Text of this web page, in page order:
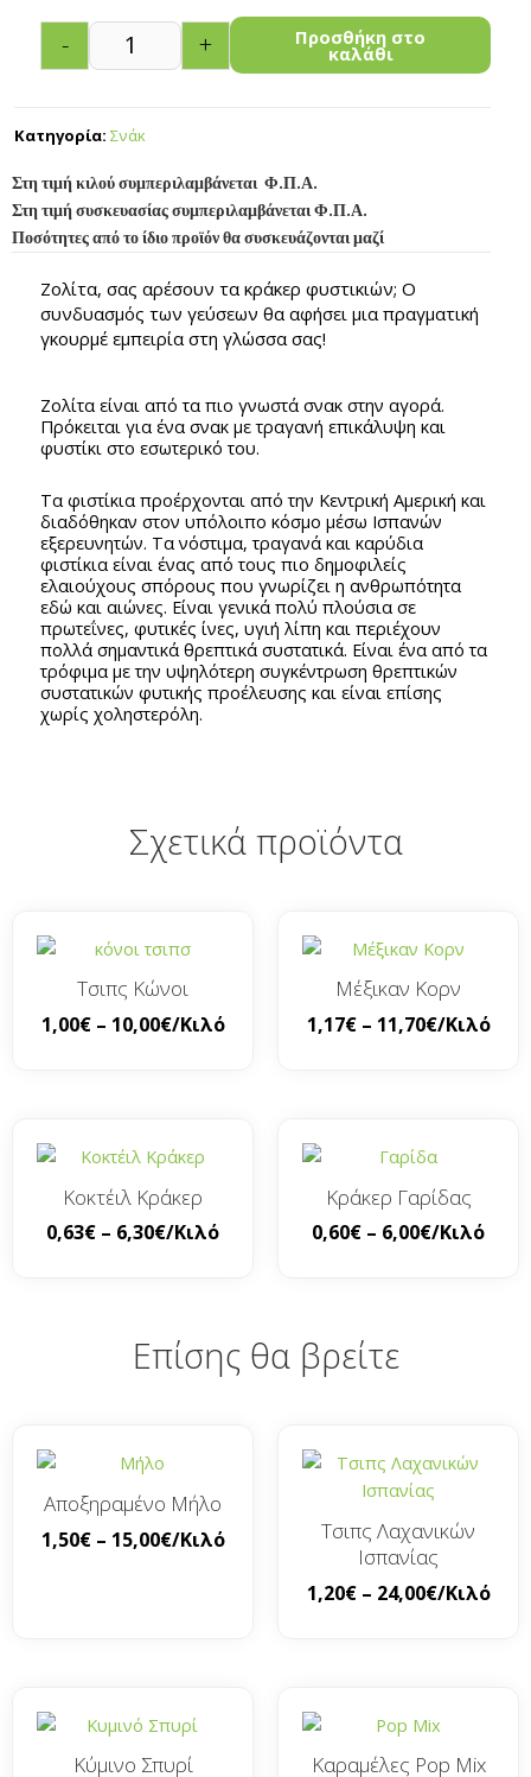
- + Προσθήκη στο
καλάθι
Κατηγορία: Σνάκ
Στη τιμή κιλού συμπεριλαμβάνεται Φ.Π.Α.
Στη τιμή συσκευασίας συμπεριλαμβάνεται Φ.Π.Α.
Ποσότητες από το ίδιο προϊόν θα συσκευάζονται μαζί
Ζολίτα, σας αρέσουν τα κράκερ φυστικιών; Ο
συνδυασμός των γεύσεων θα αφήσει μια πραγματική
γκουρμέ εμπειρία στη γλώσσα σας!
Ζολίτα είναι από τα πιο γνωστά σνακ στην αγορά.
Πρόκειται για ένα σνακ με τραγανή επικάλυψη και
φυστίκι στο εσωτερικό του.
Τα φιστίκια προέρχονται από την Κεντρική Αμερική και
διαδόθηκαν στον υπόλοιπο κόσμο μέσω Ισπανών
εξερευνητών. Τα νόστιμα, τραγανά και καρύδια
φιστίκια είναι ένας από τους πιο δημοφιλείς
ελαιούχους σπόρους που γνωρίζει η ανθρωπότητα
εδώ και αιώνες. Είναι γενικά πολύ πλούσια σε
πρωτεΐνες, φυτικές ίνες, υγιή λίπη και περιέχουν
πολλά σημαντικά θρεπτικά συστατικά. Είναι ένα από τα
τρόφιμα με την υψηλότερη συγκέντρωση θρεπτικών
συστατικών φυτικής προέλευσης και είναι επίσης
χωρίς χοληστερόλη.
Σχετικά προϊόντα
Τσιπς Κώνοι
1,00€ – 10,00€/Κιλό
Μέξικαν Κορν
1,17€ – 11,70€/Κιλό
Κοκτέιλ Κράκερ
0,63€ – 6,30€/Κιλό
Κράκερ Γαρίδας
0,60€ – 6,00€/Κιλό
Επίσης θα βρείτε
Αποξηραμένο Μήλο
1,50€ – 15,00€/Κιλό
Τσιπς Λαχανικών
Ισπανίας
1,20€ – 24,00€/Κιλό
Κύμινο Σπυρί Καραμέλες Pop Mix